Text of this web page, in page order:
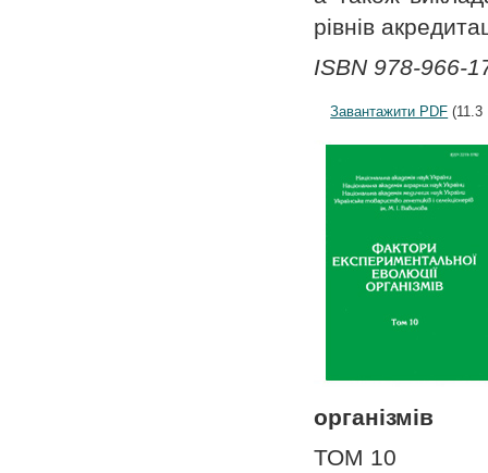
рівнів
ISBN 978-966-
Завантажити PDF (11.3
організмів
ТОМ 10